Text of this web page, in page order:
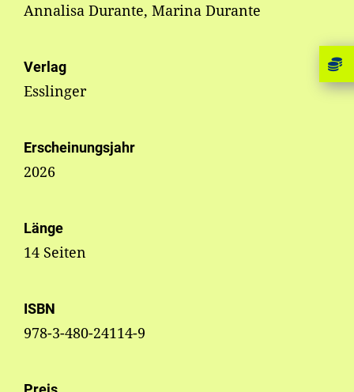
Annalisa Durante, Marina Durante
Verlag
Esslinger
Erscheinungsjahr
2026
Länge
14 Seiten
ISBN
978-3-480-24114-9